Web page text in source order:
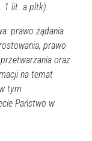
1 lit. a pltk).
prawo żądania
prawo
oraz
na temat
tym
Państwo w